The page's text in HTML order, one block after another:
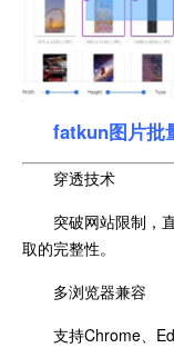
fatkun图片批
穿透技术
突破网站限制，
取的完整性。
多浏览器兼容
支持Chrome、